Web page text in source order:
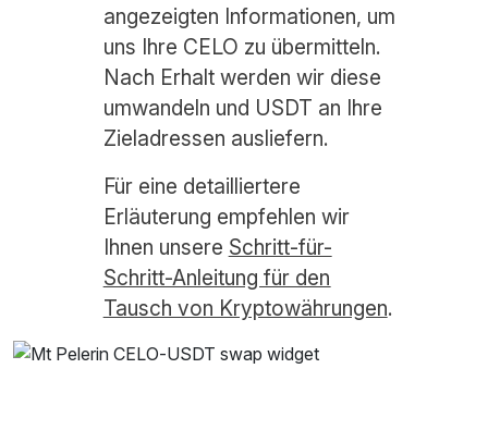
angezeigten Informationen, um
uns Ihre CELO zu übermitteln.
Nach Erhalt werden wir diese
umwandeln und USDT an Ihre
Zieladressen ausliefern.
Für eine detailliertere
Erläuterung empfehlen wir
Ihnen unsere Schritt-für-
Schritt-Anleitung für den
Tausch von Kryptowährungen.